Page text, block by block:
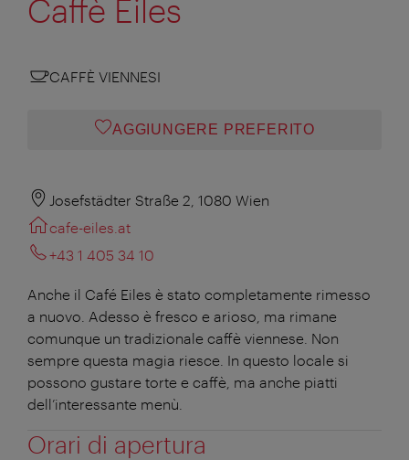
Caffè Eiles
CAFFÈ VIENNESI
AGGIUNGERE PREFERITO
Josefstädter Straße 2, 1080 Wien
cafe-eiles.at
+43 1 405 34 10
Anche il Café Eiles è stato completamente rimesso
a nuovo. Adesso è fresco e arioso, ma rimane
comunque un tradizionale caffè viennese. Non
sempre questa magia riesce. In questo locale si
possono gustare torte e caffè, ma anche piatti
dell’interessante menù.
Orari di apertura